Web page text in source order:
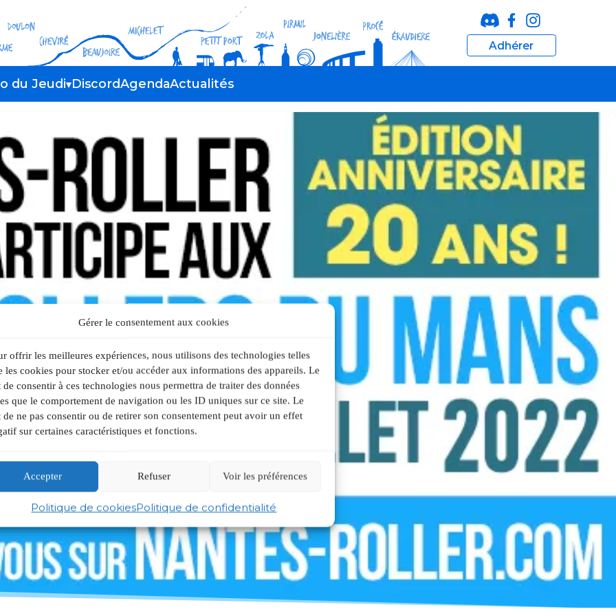
Gérer le consentement aux cookies
offrir les meilleures expériences, nous utilisons des technologies telles
les cookies pour stocker et/ou accéder aux informations des appareils. Le
de consentir à ces technologies nous permettra de traiter des données
que le comportement de navigation ou les ID uniques sur ce site. Le
de ne pas consentir ou de retirer son consentement peut avoir un effet
sur certaines caractéristiques et fonctions.
Accepter Refuser Voir les préférences
Politique de cookiesPolitique de confidentialité
Adhérer
du Jeudi
du cortège
et ses bénévoles
DiscordAgendaActualités